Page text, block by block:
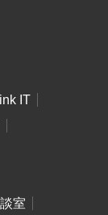
IT
室